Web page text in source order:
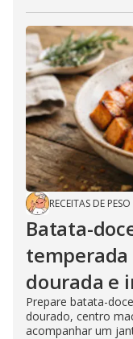
RECEITAS DE PESO
Batata-
dourada e
Prepare batata-
dourado, centro
acompanhar um